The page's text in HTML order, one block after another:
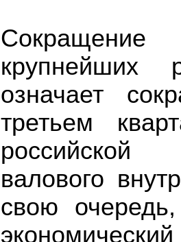
крупнейших
означает
третьем
валового
свою
экономический